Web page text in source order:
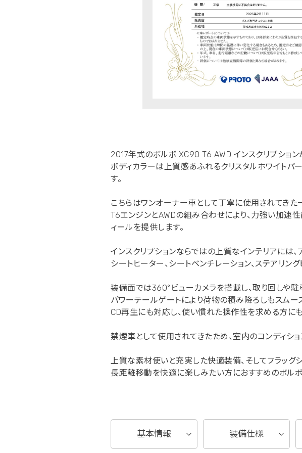
2017年式のボルボ XC90 T6 AWD インスクリプション
ボディカラーは上質感あふれるクリスタルホワイトパ
す。
こちらはワンオーナー車として丁寧に使用されてきた
T6エンジンとAWDの組み合わせにより、力強い加速
ィールを提供します。
インスクリプションならではの上質なインテリアには
シートヒーター、シートベンチレーション、ステアリ
装備面では360°ビューカメラを搭載し、取り回しや
パワーテールゲートにより荷物の積み降ろしもスムー
CD再生にも対応し、使い慣れた操作性を求める方にも
禁煙車として使用されてきたため、室内のコンディショ
上質な素材使いと充実した快適装備、そしてフラッグ
長距離移動を快適に楽しみたい方におすすめのボルボ
基本情報 装備仕様